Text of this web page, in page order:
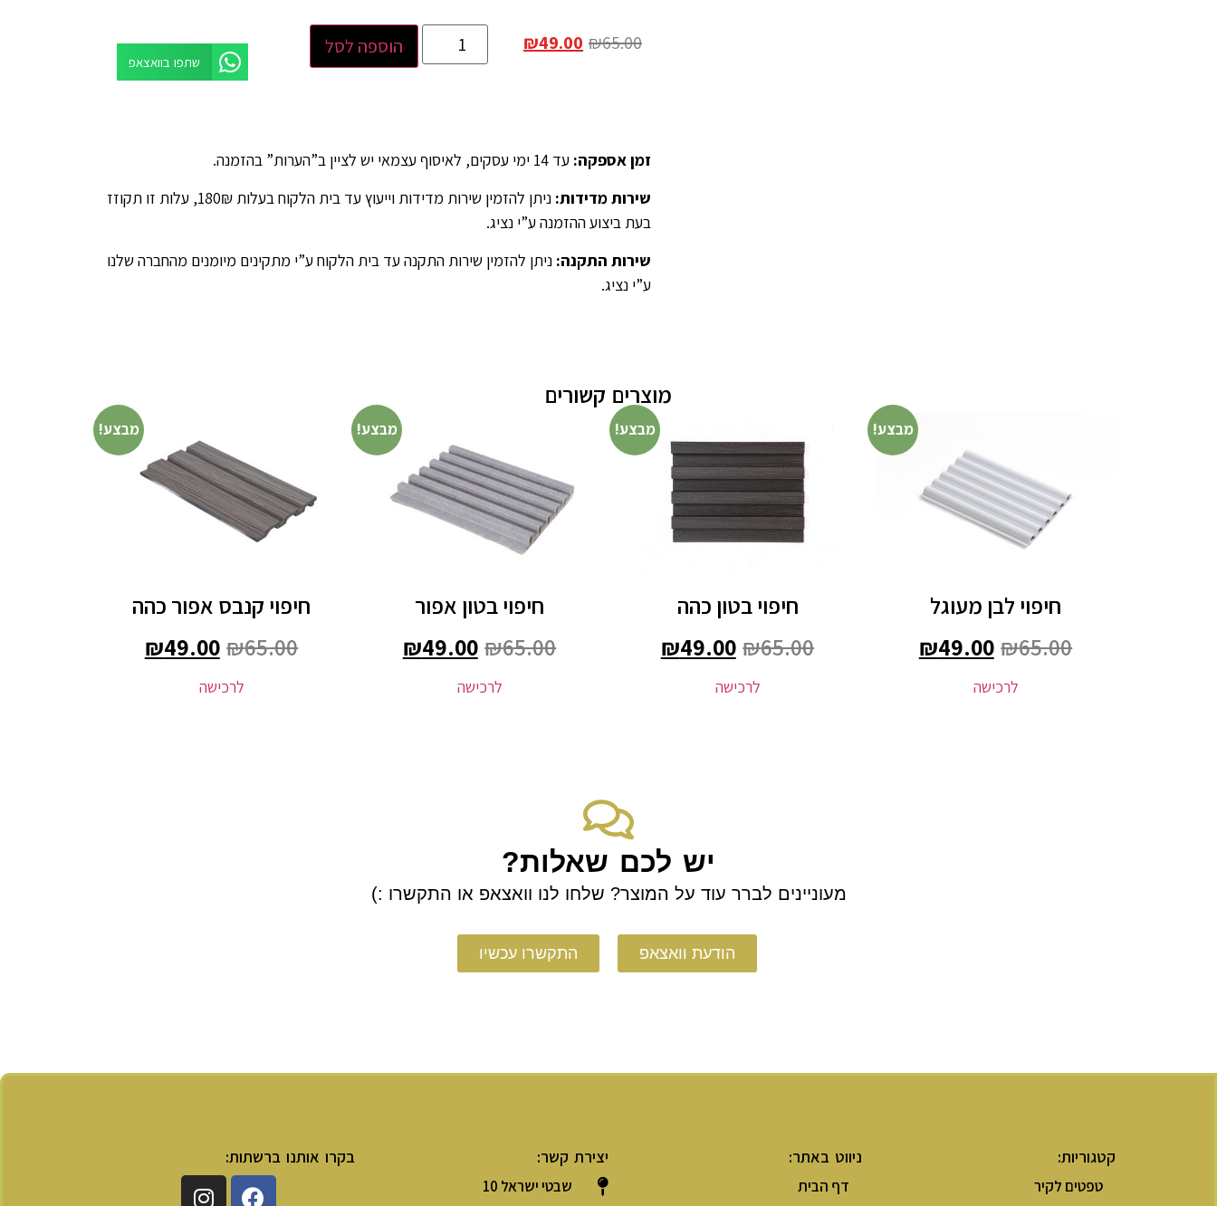
₪65.00
₪49.00 הוספה לסל
שתפו בוואצאפ
זמן אספקה: עד 14 ימי עסקים, לאיסוף עצמאי יש לציין ב”הערות” בהזמנה.
שירות מדידות:
ניתן להזמין שירות מדידות וייעוץ עד בית הלקוח בעלות 180₪, עלות זו תקוזז
בעת ביצוע ההזמנה ע”י נציג.
שירות התקנה: ניתן להזמין שירות התקנה עד בית הלקוח ע”י מתקינים מיומנים מהחברה שלנו
ע”י נציג.
מוצרים קשורים
מבצע!
חיפוי לבן מעוגל
₪65.00
₪49.00
לרכישה
מבצע!
חיפוי בטון כהה
₪65.00
₪49.00
לרכישה
מבצע!
חיפוי בטון אפור
₪65.00
₪49.00
לרכישה
מבצע!
חיפוי קנבס אפור כהה
₪65.00
₪49.00
לרכישה
יש לכם שאלות?
מעוניינים לברר עוד על המוצר? שלחו לנו וואצאפ או התקשרו :)
הודעת וואצאפ התקשרו עכשיו
קטגוריות:
טפטים לקיר
ניווט באתר:
דף הבית
יצירת קשר:
שבטי ישראל 10
בקרו אותנו ברשתות: